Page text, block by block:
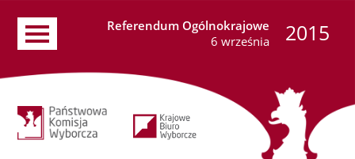
Referendum Ogólnokrajowe
6 września
2015